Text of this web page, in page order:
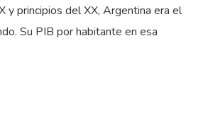
y principios del XX, Argentina era el
Su PIB por habitante en esa